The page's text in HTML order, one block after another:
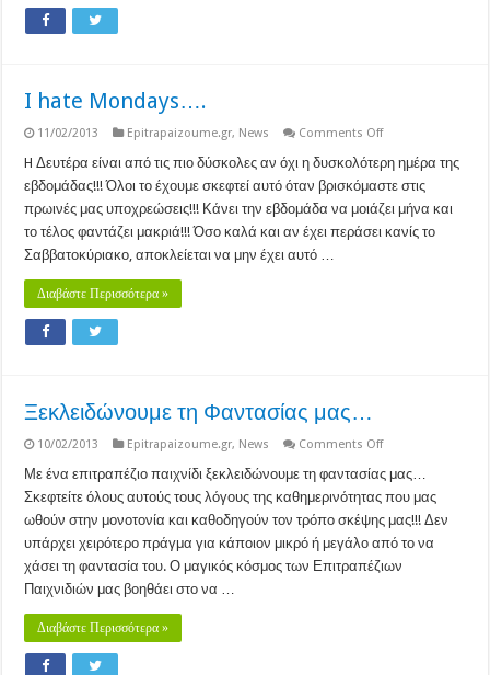
I hate Mondays….
11/02/2013 Epitrapaizoume.gr, News Comments Offon
hate
Mondays….
H Δευτέρα είναι από τις πιο δύσκολες αν όχι η δυσκολότερη ημέρα της
εβδομάδας!!! Όλοι το έχουμε σκεφτεί αυτό όταν βρισκόμαστε στις
πρωινές μας υποχρεώσεις!!! Κάνει την εβδομάδα να μοιάζει μήνα και
το τέλος φαντάζει μακριά!!! Όσο καλά και αν έχει περάσει κανίς το
Σαββατοκύριακο, αποκλείεται να μην έχει αυτό …
Διαβάστε Περισσότερα »
Ξεκλειδώνουμε τη Φαντασίας μας…
10/02/2013 Epitrapaizoume.gr, News Comments Offon
τη
Φαντασίας
μας…
Με ένα επιτραπέζιο παιχνίδι ξεκλειδώνουμε τη φαντασίας μας…
Σκεφτείτε όλους αυτούς τους λόγους της καθημερινότητας που μας
ωθούν στην μονοτονία και καθοδηγούν τον τρόπο σκέψης μας!!! Δεν
υπάρχει χειρότερο πράγμα για κάποιον μικρό ή μεγάλο από το να
χάσει τη φαντασία του. Ο μαγικός κόσμος των Επιτραπέζιων
Παιχνιδιών μας βοηθάει στο να …
Διαβάστε Περισσότερα »